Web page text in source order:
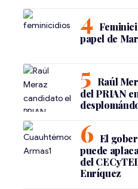
papel de
Raúl
del PRIAN
El
puede
del
Enríquez